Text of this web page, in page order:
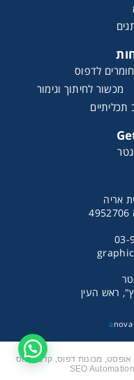
חומרים לדפוס
מכשור לחיתוך וגימור
תכליתיים
ראש העין
a
אופסט, מכונות דפוס, קדם דפוס
SEO